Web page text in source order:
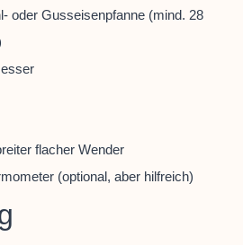
oder Gusseisenpfanne (mind. 28
flacher Wender
(optional, aber hilfreich)